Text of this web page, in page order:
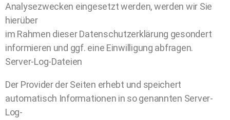
Analysezwecken eingesetzt werden, werden wir Sie
hierüber
im Rahmen dieser Datenschutzerklärung gesondert
informieren und ggf. eine Einwilligung abfragen.
Server-Log-Dateien
Der Provider der Seiten erhebt und speichert
automatisch Informationen in so genannten Server-
Log-